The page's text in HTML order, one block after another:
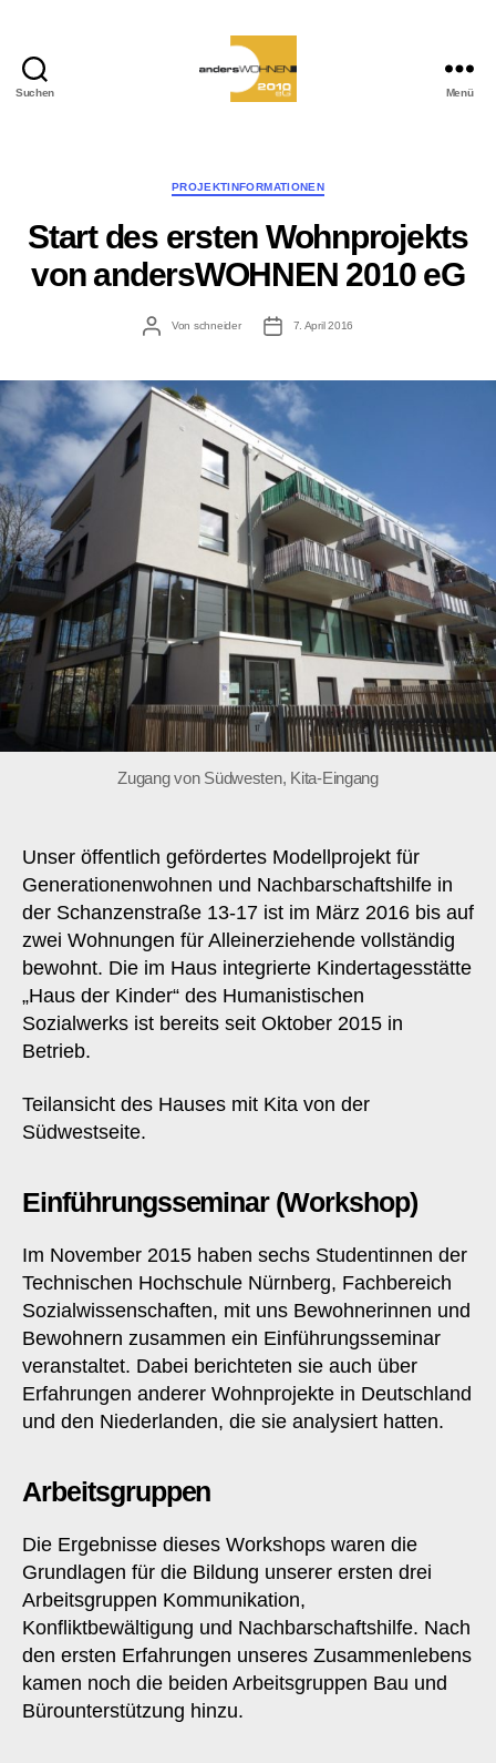
Suchen Menü
Kategorien
PROJEKTINFORMATIONEN
Start des ersten Wohnprojekts
von andersWOHNEN 2010 eG
Beitragsautor
Von schneider Veröffentlichungsdatum
7. April 2016
Zugang von Südwesten, Kita-Eingang
Unser öffentlich gefördertes Modellprojekt für
Generationenwohnen und Nachbarschaftshilfe in
der Schanzenstraße 13-17 ist im März 2016 bis auf
zwei Wohnungen für Alleinerziehende vollständig
bewohnt. Die im Haus integrierte Kindertagesstätte
„Haus der Kinder“ des Humanistischen
Sozialwerks ist bereits seit Oktober 2015 in
Betrieb.
Teilansicht des Hauses mit Kita von der
Südwestseite.
Einführungsseminar (Workshop)
Im November 2015 haben sechs Studentinnen der
Technischen Hochschule Nürnberg, Fachbereich
Sozialwissenschaften, mit uns Bewohnerinnen und
Bewohnern zusammen ein Einführungsseminar
veranstaltet. Dabei berichteten sie auch über
Erfahrungen anderer Wohnprojekte in Deutschland
und den Niederlanden, die sie analysiert hatten.
Arbeitsgruppen
Die Ergebnisse dieses Workshops waren die
Grundlagen für die Bildung unserer ersten drei
Arbeitsgruppen Kommunikation,
Konfliktbewältigung und Nachbarschaftshilfe. Nach
den ersten Erfahrungen unseres Zusammenlebens
kamen noch die beiden Arbeitsgruppen Bau und
Bürounterstützung hinzu.